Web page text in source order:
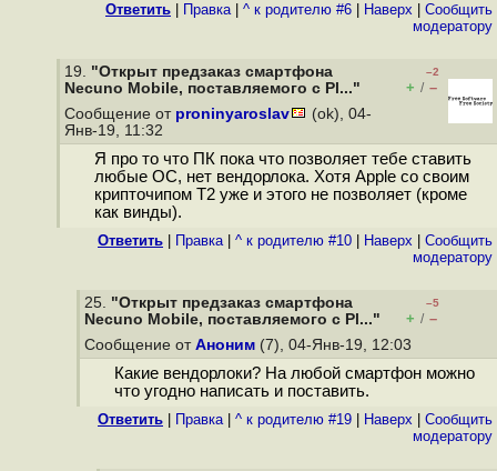
Ответить Правка| ^ к родителю #6 Наверх
Cообщить
модератору
19. "Открыт предзаказ смартфона
Necuno Mobile, поставляемого с Pl..."
–2
+ / –
Сообщение от proninyaroslav
(ok), 04-
Янв-19, 11:32
Я про то что ПК пока что позволяет тебе ставить
любые ОС, нет вендорлока. Хотя Apple со своим
крипточипом T2 уже и этого не позволяет (кроме
как винды).
Ответить Правка| ^ к родителю #10 Наверх
Cообщить
модератору
25. "Открыт предзаказ смартфона
Necuno Mobile, поставляемого с Pl..."
–5
+ / –
Сообщение от Аноним (7), 04-Янв-19, 12:03
Какие вендорлоки? На любой смартфон можно
что угодно написать и поставить.
Ответить Правка| ^ к родителю #19 Наверх
Cообщить
модератору